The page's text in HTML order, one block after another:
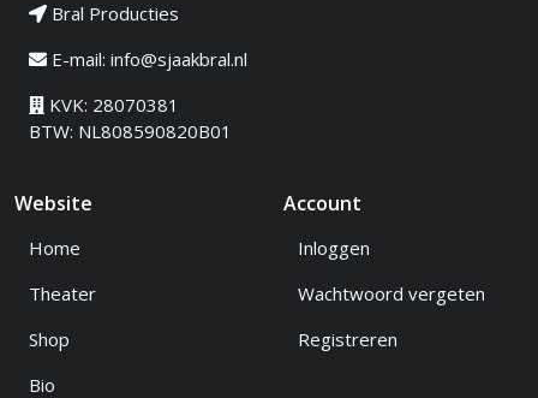
Bral Producties
E-mail: info@sjaakbral.nl
KVK: 28070381
BTW: NL808590820B01
Website
Home
Theater
Shop
Bio
Account
Inloggen
Wachtwoord vergeten
Registreren